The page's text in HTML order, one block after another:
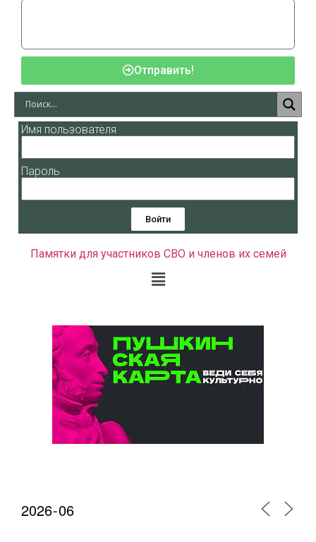
Отправить!
Имя пользователя
Пароль
Войти
Памятки для участников СВО и членов их семей